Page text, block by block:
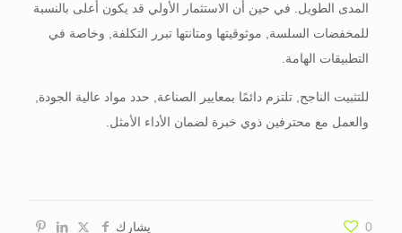
المدى الطويل. في حين أن الاستثمار الأولي قد يكون أعلى بالنسبة
للمخفضات السلسة, موثوقيتها ومتانتها تبرر التكلفة, وخاصة في
التطبيقات الهامة.
للتثبيت الناجح, تلتزم دائمًا بمعايير الصناعة, حدد مواد عالية الجودة,
والعمل مع محترفين ذوي خبرة لضمان الأداء الأمثل.
يشارك 0